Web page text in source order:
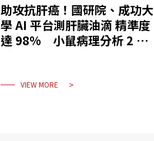
助攻抗肝癌！國研院、成功大
學 AI 平台測肝臟油滴 精準度
達 98% 小鼠病理分析 2 月
VIEW MORE